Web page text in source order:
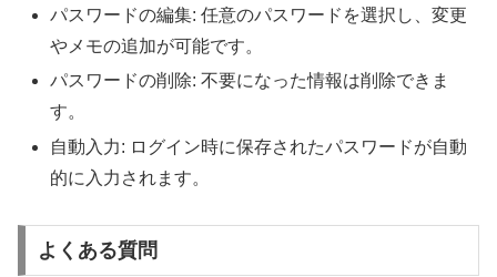
パスワードの編集: 任意のパスワードを選択し、変更
やメモの追加が可能です。
パスワードの削除: 不要になった情報は削除できま
す。
自動入力: ログイン時に保存されたパスワードが自動
的に入力されます。
よくある質問